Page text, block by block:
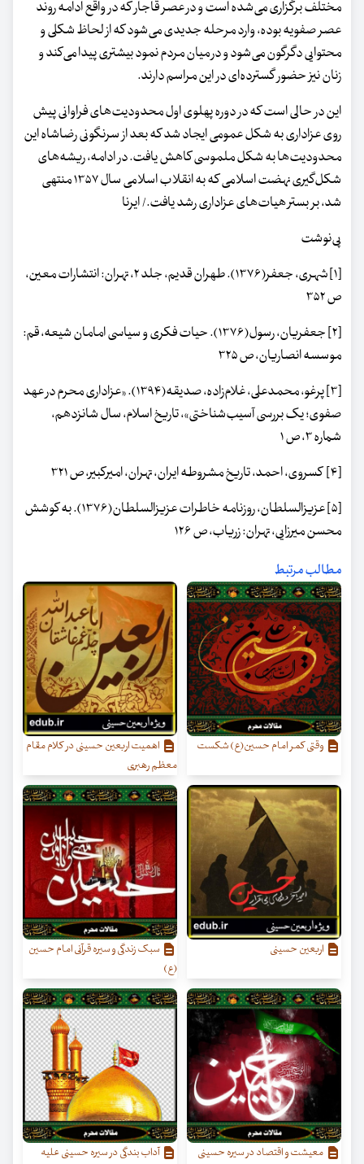
مختلف برگزاری می‌شده است و در عصر قاجار که در واقع ادامه روند
عصر صفویه بوده، وارد مرحله جدیدی می‌شود که از لحاظ شکلی و
محتوایی دگرگون می‌شود و در میان مردم نمود بیشتری پیدا می‌کند و
زنان نیز حضور گسترده‌ای در این مراسم دارند.
این در حالی است که در دوره پهلوی اول محدودیت‌های فراوانی پیش
روی عزاداری به شکل عمومی ایجاد شد که بعد از سرنگونی رضاشاه این
محدودیت‌ها به شکل ملموسی کاهش یافت. در ادامه، ریشه‌های
شکل‌گیری نهضت اسلامی که به انقلاب اسلامی سال ۱۳۵۷ منتهی
شد، بر بستر هیات‌های عزاداری رشد یافت./ ایرنا
پی‌نوشت
[۱] شهری، جعفر(۱۳۷۶). طهران قدیم، جلد ۲، تهران: انتشارات معین،
ص ۳۵۲
[۲] جعفریان، رسول(۱۳۷۶). حیات فکری و سیاسی امامان شیعه، قم:
موسسه انصاریان، ص ۳۲۵
[۳] پرغو، محمدعلی، غلام‌زاده، صدیقه(۱۳۹۴). «عزاداری محرم در عهد
صفوی؛ یک بررسی آسیب‌شناختی»، تاریخ اسلام، سال شانزدهم،
شماره ۳، ص ۱
[۴] کسروی، احمد، تاریخ مشروطه ایران، تهران، امیرکبیر، ص ۳۲۱
[۵] عزیزالسلطان، روزنامه خاطرات عزیزالسلطان(۱۳۷۶). به کوشش
محسن میرزایی، تهران: زریاب، ص ۱۲۶
مطالب مرتبط
وقتی کمر امام حسین(ع) شکست
اهمیت اربعین حسینی در کلام مقام
معظم رهبری
اربعین حسینی
سبک زندگی و سیره قرآنی امام حسین
(ع)
معیشت و اقتصاد در سیره حسینی
آداب بندگی در سیره حسینی علیه